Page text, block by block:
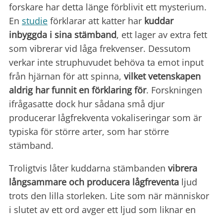
forskare har detta länge förblivit ett mysterium.
En studie förklarar att katter har kuddar
inbyggda i sina stämband, ett lager av extra fett
som vibrerar vid låga frekvenser. Dessutom
verkar inte struphuvudet behöva ta emot input
från hjärnan för att spinna, vilket vetenskapen
aldrig har funnit en förklaring för. Forskningen
ifrågasatte dock hur sådana små djur
producerar lågfrekventa vokaliseringar som är
typiska för större arter, som har större
stämband.
Troligtvis låter kuddarna stämbanden vibrera
långsammare och producera lågfreventa ljud
trots den lilla storleken. Lite som när människor
i slutet av ett ord avger ett ljud som liknar en